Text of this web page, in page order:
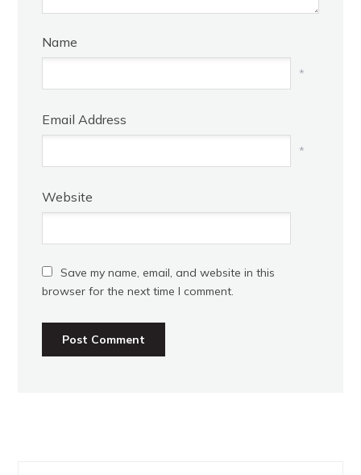
Name
*
Email Address
*
Website
Save my name, email, and website in this
browser for the next time I comment.